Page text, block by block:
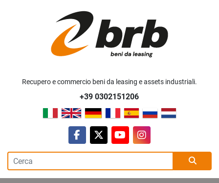
Recupero e commercio beni da leasing e assets industriali.
+39 0302151206
facebook
twitteryoutubeinstagram